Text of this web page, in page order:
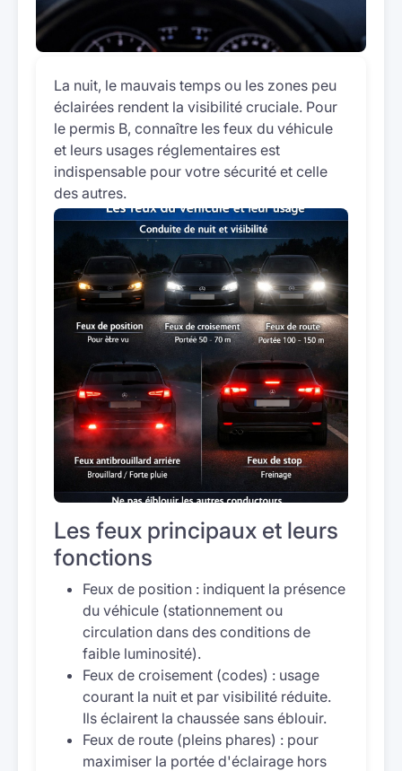
La nuit, le mauvais temps ou les zones peu
éclairées rendent la visibilité cruciale. Pour
le permis B, connaître les feux du véhicule
et leurs usages réglementaires est
indispensable pour votre sécurité et celle
des autres.
Les feux principaux et leurs
fonctions
Feux de position : indiquent la présence
du véhicule (stationnement ou
circulation dans des conditions de
faible luminosité).
Feux de croisement (codes) : usage
courant la nuit et par visibilité réduite.
Ils éclairent la chaussée sans éblouir.
Feux de route (pleins phares) : pour
maximiser la portée d'éclairage hors